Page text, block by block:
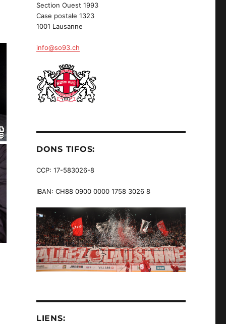
Section Ouest 1993
Case postale 1323
1001 Lausanne
info@so93.ch
DONS TIFOS:
CCP: 17-583026-8
IBAN: CH88 0900 0000 1758 3026 8
LIENS: